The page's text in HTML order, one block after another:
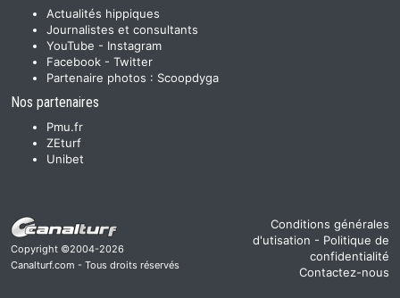
Actualités hippiques
Journalistes et consultants
YouTube - Instagram
Facebook - Twitter
Partenaire photos : Scoopdyga
Nos partenaires
Pmu.fr
ZEturf
Unibet
Copyright ©2004-2026
Canalturf.com - Tous droits réservés
Conditions générales
d'utisation - Politique de
confidentialité
Contactez-nous